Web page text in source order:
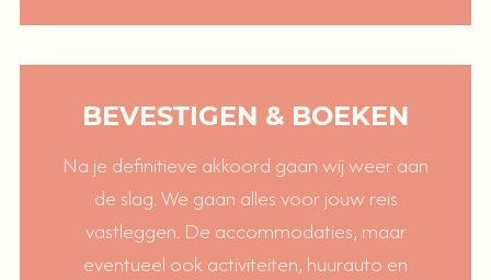
BEVESTIGEN & BOEKEN
Na je definitieve akkoord gaan wij weer aan
de slag. We gaan alles voor jouw reis
vastleggen. De accommodaties, maar
eventueel ook activiteiten, huurauto en